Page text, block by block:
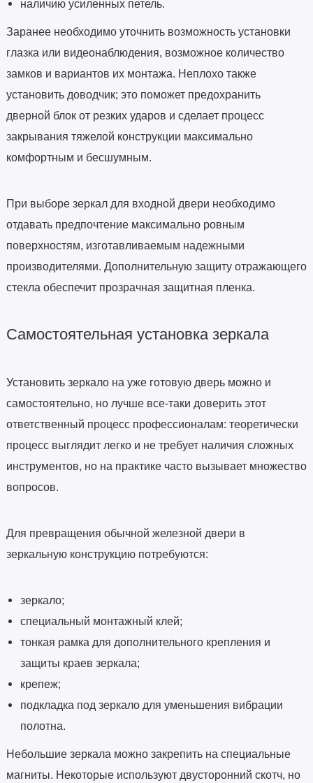
наличию усиленных петель.
Заранее необходимо уточнить возможность установки
глазка или видеонаблюдения, возможное количество
замков и вариантов их монтажа. Неплохо также
установить доводчик; это поможет предохранить
дверной блок от резких ударов и сделает процесс
закрывания тяжелой конструкции максимально
комфортным и бесшумным.
При выборе зеркал для входной двери необходимо
отдавать предпочтение максимально ровным
поверхностям, изготавливаемым надежными
производителями. Дополнительную защиту отражающего
стекла обеспечит прозрачная защитная пленка.
Самостоятельная установка зеркала
Установить зеркало на уже готовую дверь можно и
самостоятельно, но лучше все-таки доверить этот
ответственный процесс профессионалам: теоретически
процесс выглядит легко и не требует наличия сложных
инструментов, но на практике часто вызывает множество
вопросов.
Для превращения обычной железной двери в
зеркальную конструкцию потребуются:
зеркало;
специальный монтажный клей;
тонкая рамка для дополнительного крепления и
защиты краев зеркала;
крепеж;
подкладка под зеркало для уменьшения вибрации
полотна.
Небольшие зеркала можно закрепить на специальные
магниты. Некоторые используют двусторонний скотч, но